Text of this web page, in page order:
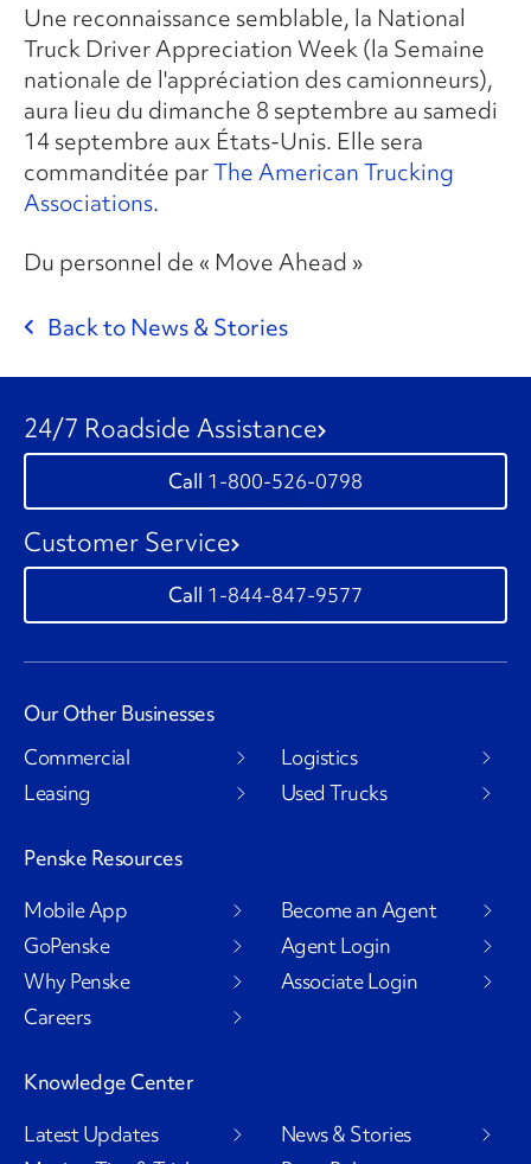
Une reconnaissance semblable, la National
Truck Driver Appreciation Week (la Semaine
nationale de l'appréciation des camionneurs),
aura lieu du dimanche 8 septembre au samedi
14 septembre aux États-Unis. Elle sera
commanditée parThe American Trucking
Associations.
Du personnel de « Move Ahead »
Back to News & Stories
24/7 Roadside Assistance
1-800-526-0798
Customer Service
1-844-847-9577
Our Other Businesses
Commercial
Leasing
Logistics
Used Trucks
Penske Resources
Mobile App
GoPenske
Why Penske
Careers
Become an Agent
Agent Login
Associate Login
Knowledge Center
Latest Updates
News & Stories